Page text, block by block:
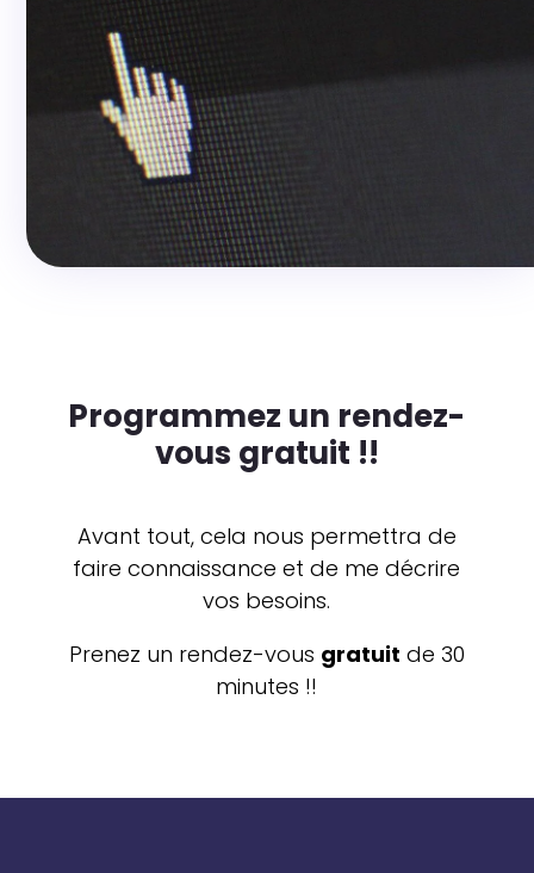
Programmez un rendez-
vous gratuit !!
Avant tout, cela nous permettra de
faire connaissance et de me décrire
vos besoins.
Prenez un rendez-vous gratuit de 30
minutes !!